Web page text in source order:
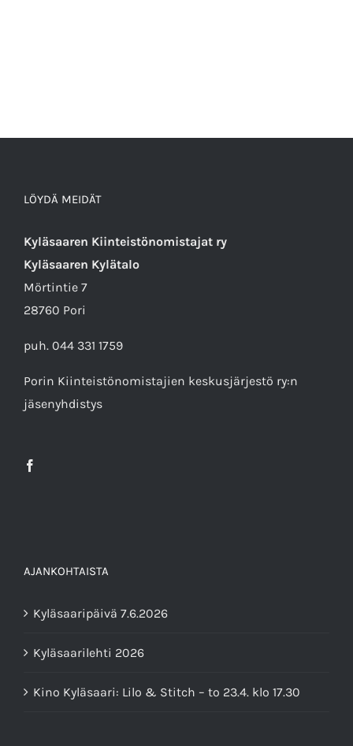
LÖYDÄ MEIDÄT
Kyläsaaren Kiinteistönomistajat ry
Kyläsaaren Kylätalo
Mörtintie 7
28760 Pori
puh. 044 331 1759
Porin Kiinteistönomistajien keskusjärjestö ry:n
jäsenyhdistys
AJANKOHTAISTA
Kyläsaaripäivä 7.6.2026
Kyläsaarilehti 2026
Kino Kyläsaari: Lilo & Stitch – to 23.4. klo 17.30